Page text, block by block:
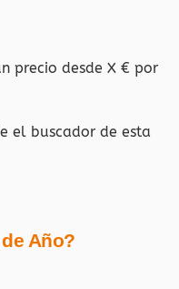
precio desde X € por
el buscador de esta
Año?